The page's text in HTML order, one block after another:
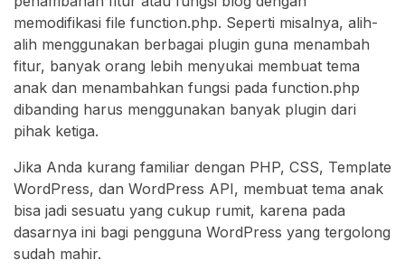
memodifikasi file function.php. Seperti misalnya, alih-
alih menggunakan berbagai plugin guna menambah
fitur, banyak orang lebih menyukai membuat tema
anak dan menambahkan fungsi pada function.php
dibanding harus menggunakan banyak plugin dari
pihak ketiga.
Jika Anda kurang familiar dengan PHP, CSS, Template
WordPress, dan WordPress API, membuat tema anak
bisa jadi sesuatu yang cukup rumit, karena pada
dasarnya ini bagi pengguna WordPress yang tergolong
sudah mahir.